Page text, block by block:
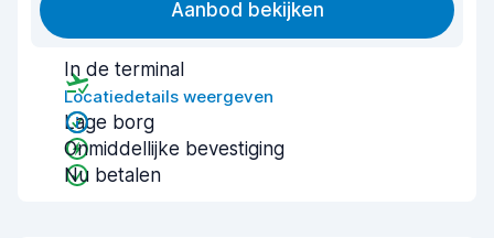
Aanbod bekijken
In de terminal
Locatiedetails weergeven
Lage borg
Onmiddellijke bevestiging
Nu betalen